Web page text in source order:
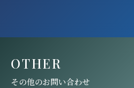
OTHER
その他のお問い合わせ